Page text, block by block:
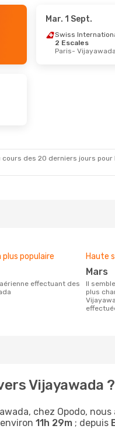
1 Escale
Mar. 1 Sept.
2 Escales
Paris- Vijayawada
des 20 derniers jours
plus populaire Haute
mars
Il semblerait que mars soit la période la
plus
Vijayawada ?
chez Opodo,
11h 29m ; depuis